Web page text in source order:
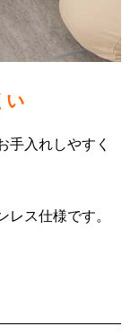
い
手入れしやすく
ス仕様です。